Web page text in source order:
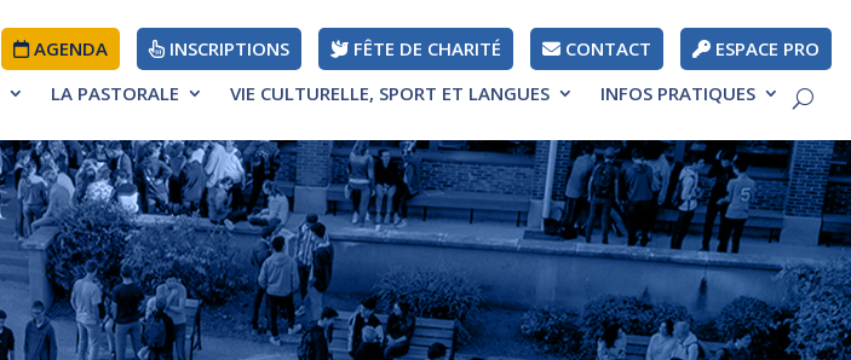
AGENDA INSCRIPTIONS FÊTE DE CHARITÉ CONTACT
ESPACE PRO
LA PASTORALE VIE CULTURELLE, SPORT ET LANGUES INFOS PRATIQUES